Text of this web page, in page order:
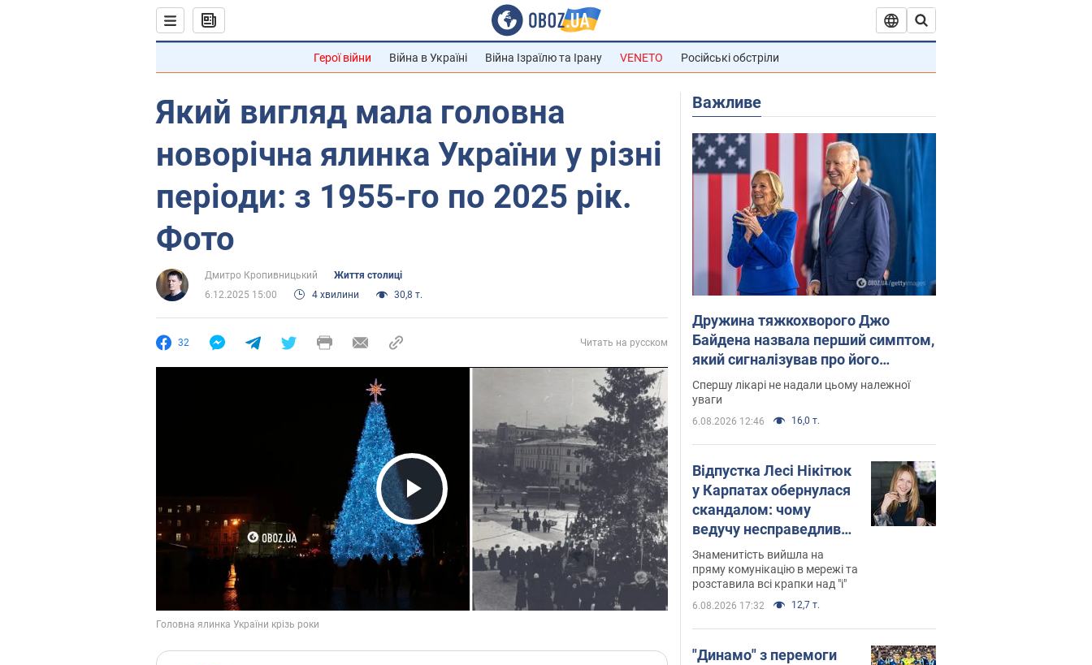
Герої війни Війна в Україні Війна Ізраїлю та Ірану VENETO Російські обстріли
Який вигляд мала головна
новорічна ялинка України у різні
періоди: з 1955-го по 2025 рік.
Фото
Дмитро Кропивницький
Життя столиці
6.12.2025 15:00
4 хвилини 30,8 т.
32 Читать на русском
Play Video
Важливе
Дружина тяжкохворого Джо
Байдена назвала перший симптом,
який сигналізував про його
"агресивний" рак
Спершу лікарі не надали цьому належної
уваги
6.08.2026 12:46 16,0 т.
Відпустка Лесі Нікітюк
у Карпатах обернулася
скандалом: чому
ведучу несправедливо
захейтили
Знаменитість вийшла на
пряму комунікацію в мережі та
розставила всі крапки над "і"
6.08.2026 17:32 12,7 т.
"Динамо" з перемоги